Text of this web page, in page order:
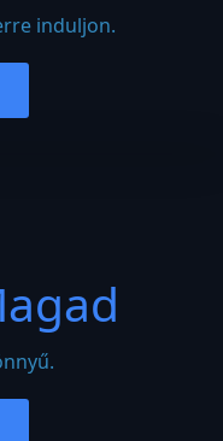
induljon.